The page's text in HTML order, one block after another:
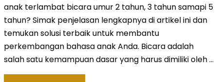
anak terlambat bicara umur 2 tahun, 3 tahun samapi 5
tahun? Simak penjelasan lengkapnya di artikel ini dan
temukan solusi terbaik untuk membantu
perkembangan bahasa anak Anda. Bicara adalah
salah satu kemampuan dasar yang harus dimiliki oleh …